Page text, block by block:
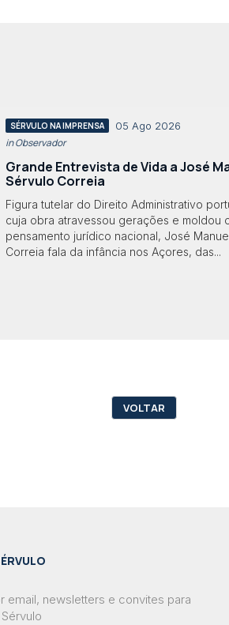
SÉRVULO NA IMPRENSA 05 Ago 2026
in Observador
Grande Entrevista de Vida a José
Sérvulo Correia
Figura tutelar do Direito Administrativo
cuja obra atravessou gerações e moldou
pensamento jurídico nacional, José
Correia fala da infância nos Açores, das...
VOLTAR
email, newsletters e convites para